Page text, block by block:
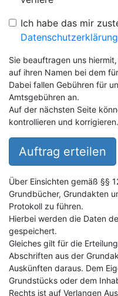
Ich habe das mir
Datenschutzerklärung
Sie beauftragen uns
auf ihren Namen bei dem
Dabei fallen Gebühren für
Amtsgebühren an.
Auf der nächsten Seite
kontrollieren und korrigieren.
Auftrag erteilen
Über Einsichten gemäß §§
Grundbücher, Grundakten
Protokoll zu führen.
Hierbei werden die Daten
gespeichert.
Gleiches gilt für die
Abschriften aus der
Auskünften daraus. Dem
Grundstücks oder dem
Rechts ist auf Verlangen